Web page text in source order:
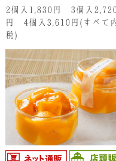
りに生クリームと自家製の
ゴージャムをあしらった、
応えのある ケーキに仕上
います。底には しっとり
た「どら焼き」敷いていま
とろけるようなトロピカル
ンゴーの味わいの後から､
かな大福餅が口に広がり、
いちごの味わいが一緒にお
みいただけます。
2個入1,830円 3個入
円 4個入3,610円(すべて
税)